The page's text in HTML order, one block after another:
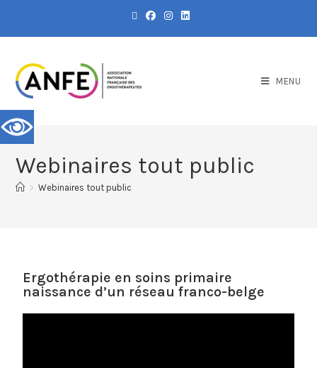
MENU
Webinaires tout public
> Webinaires tout public
Ergothérapie en soins primaire
naissance d’un réseau franco-belge